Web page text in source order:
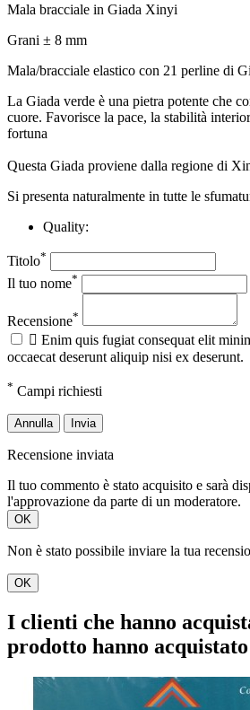
Mala bracciale in Giada Xinyi
Grani ± 8 mm
Mala/bracciale elastico con 21 perline di
La Giada verde è una pietra potente che
cuore. Favorisce la pace, la stabilità
fortuna
Questa Giada proviene dalla regione di
Si presenta naturalmente in tutte le
Quality:
Titolo*
Il tuo nome*
Recensione*
 Enim quis fugiat consequat elit
occaecat deserunt aliquip nisi ex deserunt.
* Campi richiesti
Annulla Invia
Recensione inviata
Il tuo commento è stato acquisito e sarà
l'approvazione da parte di un moderatore.
OK
Non è stato possibile inviare la tua
OK
I clienti che hanno
prodotto hanno